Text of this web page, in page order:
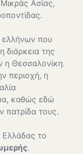
Ασίας,
που
διάρκεια της
η Θεσσαλονίκη.
περιοχή, η
καθώς εδώ
πατρίδα τους.
Ελλάδας το
.